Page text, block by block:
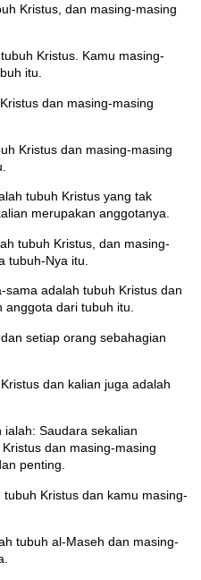
Kristus, dan masing-masing
Kristus. Kamu masing-
itu.
dan masing-masing
Kristus dan masing-masing
tubuh Kristus yang tak
merupakan anggotanya.
tubuh Kristus, dan masing-
tubuh-Nya itu.
adalah tubuh Kristus dan
anggota dari tubuh itu.
setiap orang sebahagian
dan kalian juga adalah
ialah: Saudara sekalian
dan masing-masing
penting.
Kristus dan kamu masing-
tubuh al-Maseh dan masing-